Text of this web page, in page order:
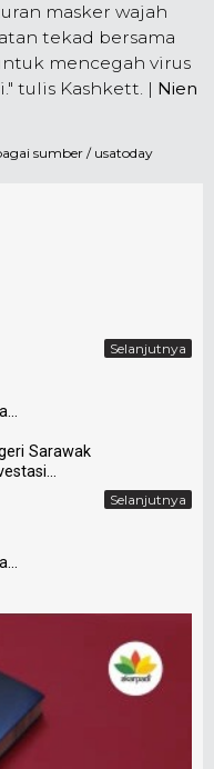
masker wajah
tekad bersama
mencegah virus
tulis Kashkett. | Nien
sumber / usatoday
Selanjutnya
Sarawak
Selanjutnya